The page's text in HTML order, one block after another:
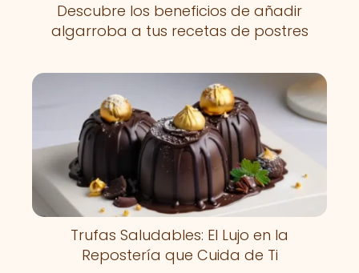
Descubre los beneficios de añadir
algarroba a tus recetas de postres
Trufas Saludables: El Lujo en la
Repostería que Cuida de Ti